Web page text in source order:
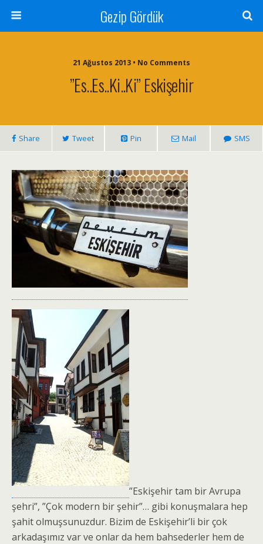
Gezip Gördük
21 Ağustos 2013 • No Comments
”Es..es..ki..ki” Eskişehir
Share Tweet Pin Mail SMS
”Eskişehir tam bir Avrupa
şehri”, ”Çok modern bir şehir”… gibi konuşmalara hep
şahit olmuşsunuzdur. Bizim de Eskişehir’li bir çok
arkadaşımız var ve onlar da hem bahsederler hem de